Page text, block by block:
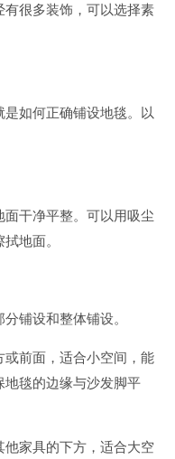
很多装饰，可以选择素
如何正确铺设地毯。以
干净平整。可以用吸尘
地面。
铺设和整体铺设。
前面，适合小空间，能
毯的边缘与沙发脚平
家具的下方，适合大空